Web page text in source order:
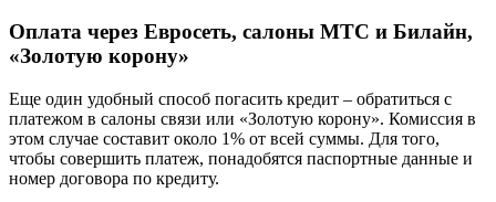
Оплата через Евросеть, салоны МТС и Билайн,
«Золотую корону»
Еще один удобный способ погасить кредит – обратиться с
платежом в салоны связи или «Золотую корону». Комиссия в
этом случае составит около 1% от всей суммы. Для того,
чтобы совершить платеж, понадобятся паспортные данные и
номер договора по кредиту.